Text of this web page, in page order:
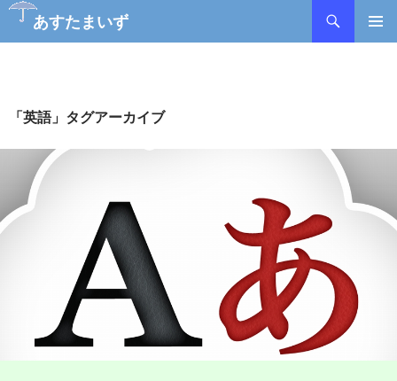
あすたまいず
検
ツ
ス
「英語」タグアーカイブ